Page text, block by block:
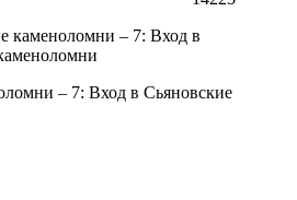
– 7: Вход в Сьяновские